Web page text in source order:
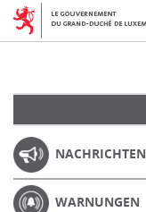
NACHRICHTEN
WARNUNGEN